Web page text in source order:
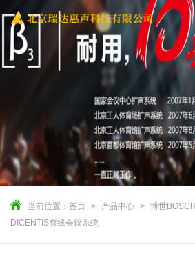
当前位置： 首页 产品中心
博世
DICENTIS有线会议系统